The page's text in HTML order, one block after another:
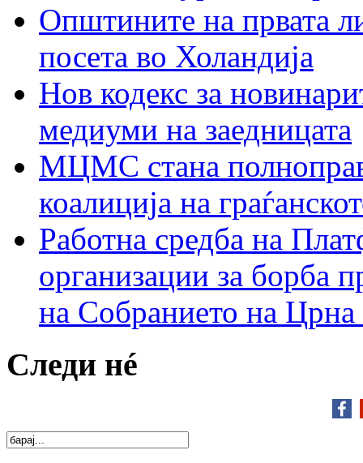
Општините на првата
посета во Холандија
Нов кодекс за
медиуми на заедницата
МЦМС стана
коалиција на
Работна средба на
организации за борба
на Собранието на Црна
Следи нé